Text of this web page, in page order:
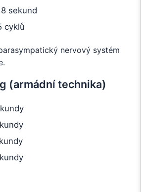
sekund
cyklů
nervový systém
(armádní technika)